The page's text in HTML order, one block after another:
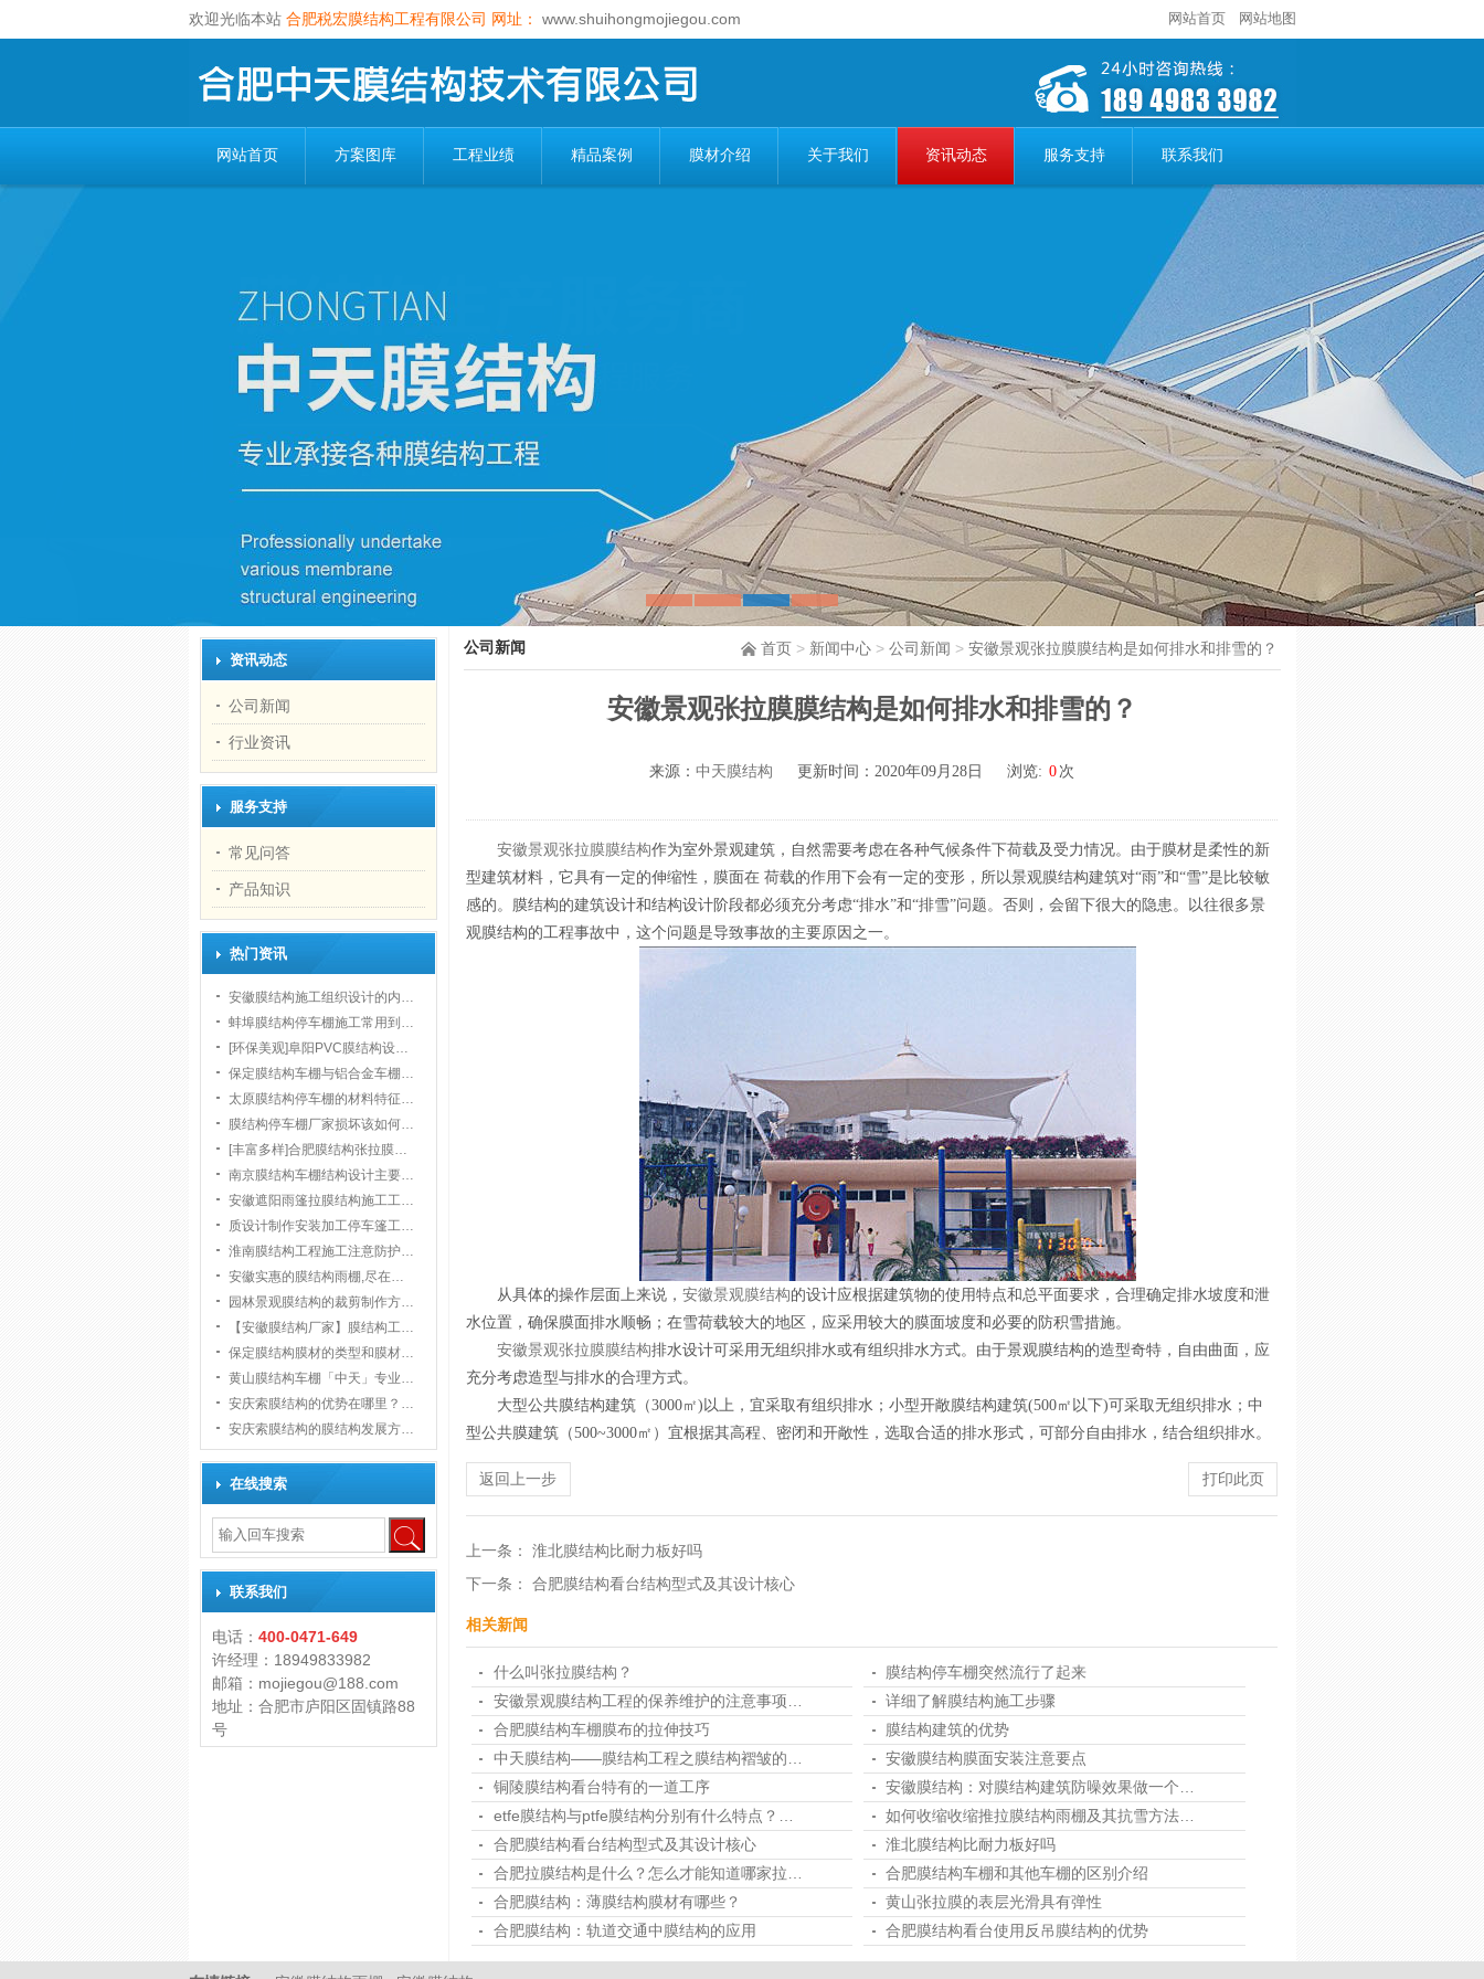
欢迎光临本站 合肥税宏膜结构工程有限公司 网址： www.shuihongmojiegou.com 网站首页 网站地图
网站首页 方案图库 工程业绩 精品案例 膜材介绍 关于我们 资讯动态 服务支持 联系我们
1 2 3 4
首页> 新闻中心> 公司新闻 > 安徽景观张拉膜膜结构是如何排水和排雪的？
资讯动态
公司新闻
行业资讯
服务支持
常见问答
产品知识
热门资讯
安徽膜结构施工组织设计的内…
蚌埠膜结构停车棚施工常用到…
[环保美观]阜阳PVC膜结构设…
保定膜结构车棚与铝合金车棚…
太原膜结构停车棚的材料特征…
膜结构停车棚厂家损坏该如何…
[丰富多样]合肥膜结构张拉膜…
南京膜结构车棚结构设计主要…
安徽遮阳雨篷拉膜结构施工工…
质设计制作安装加工停车篷工…
淮南膜结构工程施工注意防护…
安徽实惠的膜结构雨棚,尽在…
园林景观膜结构的裁剪制作方…
【安徽膜结构厂家】膜结构工…
保定膜结构膜材的类型和膜材…
黄山膜结构车棚「中天」专业…
安庆索膜结构的优势在哪里？…
安庆索膜结构的膜结构发展方…
在线搜索
联系我们
电话： 400-0471-649
许经理：18949833982
邮箱：mojiegou@188.com
地址：合肥市庐阳区固镇路88
号
公司新闻
安徽景观张拉膜膜结构是如何排水和排雪的？
来源： 中天膜结构 更新时间：2020年09月28日 浏览: 0 次
安徽景观张拉膜膜结构作为室外景观建筑，自然需要考虑在各种气候条件下荷载及受力情况。由于膜材是柔性的新
型建筑材料，它具有一定的伸缩性，膜面在 荷载的作用下会有一定的变形，所以景观膜结构建筑对“雨”和“雪”是比较敏
感的。膜结构的建筑设计和结构设计阶段都必须充分考虑“排水”和“排雪”问题。否则，会留下很大的隐患。以往很多景
观膜结构的工程事故中，这个问题是导致事故的主要原因之一。
从具体的操作层面上来说，安徽景观膜结构的设计应根据建筑物的使用特点和总平面要求，合理确定排水坡度和泄
水位置，确保膜面排水顺畅；在雪荷载较大的地区，应采用较大的膜面坡度和必要的防积雪措施。
安徽景观张拉膜膜结构排水设计可采用无组织排水或有组织排水方式。由于景观膜结构的造型奇特，自由曲面，应
充分考虑造型与排水的合理方式。
大型公共膜结构建筑（3000㎡)以上，宜采取有组织排水；小型开敞膜结构建筑(500㎡以下)可采取无组织排水；中
型公共膜建筑（500~3000㎡）宜根据其高程、密闭和开敞性，选取合适的排水形式，可部分自由排水，结合组织排水。
返回上一步 打印此页
上一条：淮北膜结构比耐力板好吗
下一条：合肥膜结构看台结构型式及其设计核心
相关新闻
什么叫张拉膜结构？
膜结构停车棚突然流行了起来
安徽景观膜结构工程的保养维护的注意事项…
详细了解膜结构施工步骤
合肥膜结构车棚膜布的拉伸技巧
膜结构建筑的优势
中天膜结构——膜结构工程之膜结构褶皱的…
安徽膜结构膜面安装注意要点
铜陵膜结构看台特有的一道工序
安徽膜结构：对膜结构建筑防噪效果做一个…
etfe膜结构与ptfe膜结构分别有什么特点？…
如何收缩收缩推拉膜结构雨棚及其抗雪方法…
合肥膜结构看台结构型式及其设计核心
淮北膜结构比耐力板好吗
合肥拉膜结构是什么？怎么才能知道哪家拉…
合肥膜结构车棚和其他车棚的区别介绍
合肥膜结构：薄膜结构膜材有哪些？
黄山张拉膜的表层光滑具有弹性
合肥膜结构：轨道交通中膜结构的应用
合肥膜结构看台使用反吊膜结构的优势